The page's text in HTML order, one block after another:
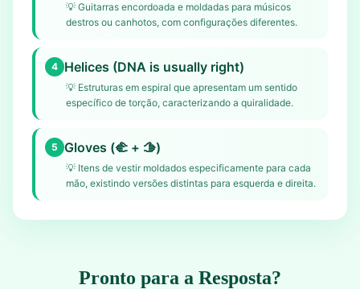
💡 Guitarras encordoada e moldadas para músicos
destros ou canhotos, com configurações diferentes.
4 Helices (DNA is usually right)
💡 Estruturas em espiral que apresentam um sentido
específico de torção, caracterizando a quiralidade.
5 Gloves (🫲 + 🫱)
💡 Itens de vestir moldados especificamente para cada
mão, existindo versões distintas para esquerda e direita.
Pronto para a Resposta?